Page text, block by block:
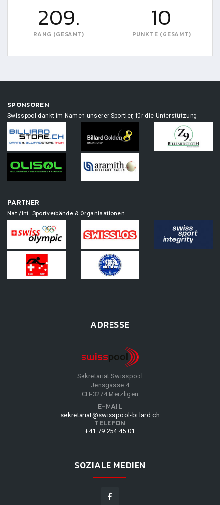
209.
RANG (GESAMT)
10
PUNKTE (GESAMT)
SPONSOREN
Swisspool dankt im Namen unserer Sportler, für die Unterstützung
PARTNER
Nat./Int. Sportverbände & Organisationen
ADRESSE
Sekretariat Swisspool
Jensgasse 4
CH-3274 Merzligen
E-MAIL
sekretariat@swisspool-billard.ch
TELEFON
+41 79 254 45 01
SOZIALE MEDIEN